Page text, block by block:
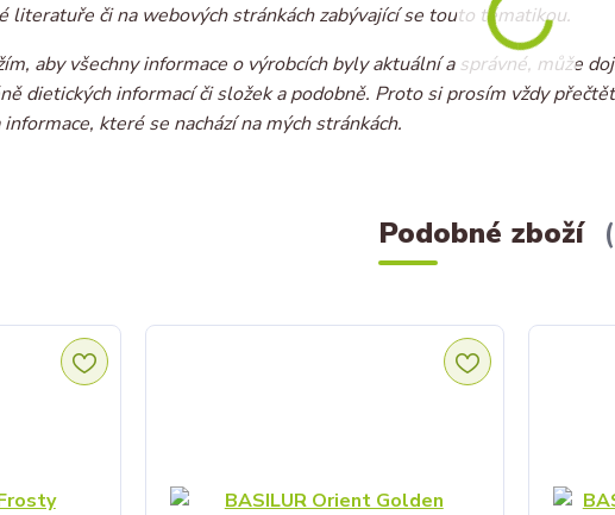
literatuře či na webových stránkách zabývající se touto tématikou.
aby všechny informace o výrobcích byly aktuální a správné, může
dietických informací či složek a podobně. Proto si prosím vždy
které se nachází na mých stránkách.
Podobné zboží